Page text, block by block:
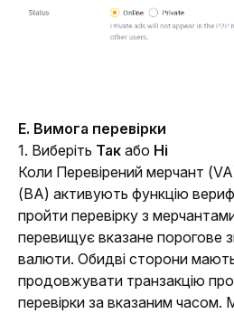
E. Вимога перевірки
1. Виберіть Так або Ні
Коли Перевірений мерчант
(BA) активують функцію
пройти перевірку з
перевищує вказане порогове
валюти. Обидві сторони
продовжувати транзакцію
перевірки за вказаним